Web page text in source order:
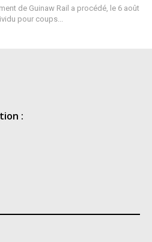
de Guinaw Rail a procédé, le 6 août
pour coups...
: